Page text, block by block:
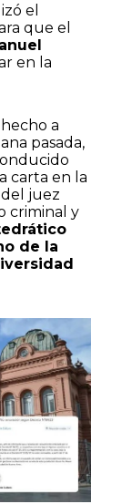
el
que el
en la
a
pasada,
carta en la
juez
criminal y
de la